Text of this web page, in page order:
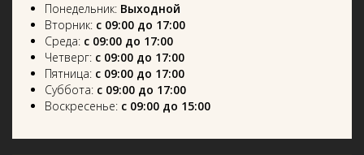
Понедельник: Выходной
Вторник: с 09:00 до 17:00
Среда: с 09:00 до 17:00
Четверг: с 09:00 до 17:00
Пятница: с 09:00 до 17:00
Суббота: с 09:00 до 17:00
Воскресенье: с 09:00 до 15:00